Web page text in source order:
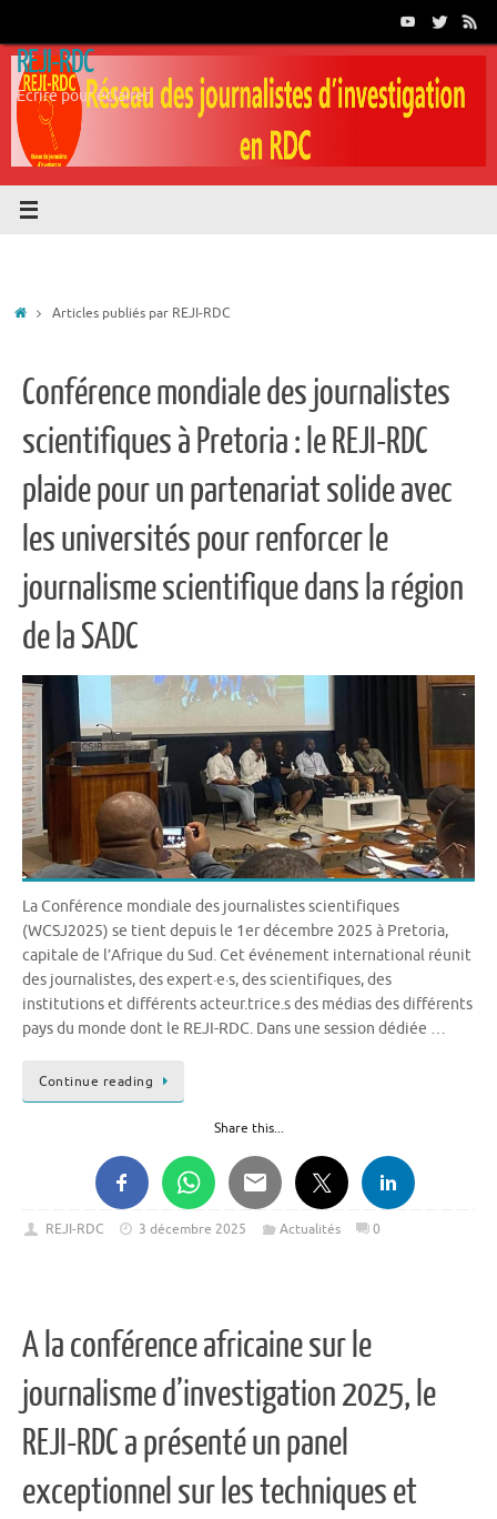
contenu
REJI-RDC
Ecrire pour éclairer
AccueilArticles publiés par REJI-RDC
Conférence mondiale des journalistes
scientifiques à Pretoria : le REJI-RDC
plaide pour un partenariat solide avec
les universités pour renforcer le
journalisme scientifique dans la région
de la SADC
La Conférence mondiale des journalistes scientifiques
(WCSJ2025) se tient depuis le 1er décembre 2025 à Pretoria,
capitale de l’Afrique du Sud. Cet événement international réunit
des journalistes, des expert·e·s, des scientifiques, des
institutions et différents acteur.trice.s des médias des différents
pays du monde dont le REJI-RDC. Dans une session dédiée …
Continue reading
Share this...
REJI-RDC 3 décembre 2025 Actualités 0
A la conférence africaine sur le
journalisme d’investigation 2025, le
REJI-RDC a présenté un panel
exceptionnel sur les techniques et